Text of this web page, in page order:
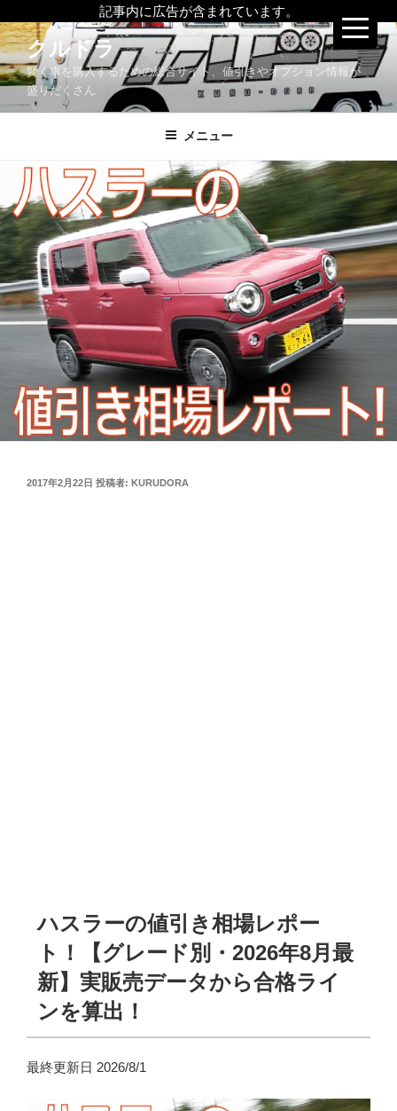
記事内に広告が含まれています。
コ
ン
テ
ツ
ッ
プ
クルドラ
賢く車を購入するための総合サイト、値引きやオプション情報が
盛りだくさん
メニュー
投
2017年2月22日 投稿者: KURUDORA
ハスラーの値引き相場レポー
ト！【グレード別・2026年8月最
新】実販売データから合格ライ
ンを算出！
最終更新日 2026/8/1